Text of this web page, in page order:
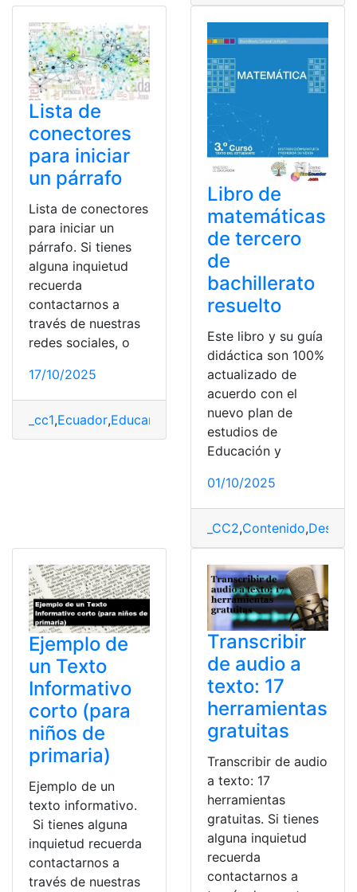
Lista de
conectores
para iniciar
un párrafo
Lista de conectores
para iniciar un
párrafo. Si tienes
alguna inquietud
recuerda
contactarnos a
través de nuestras
redes sociales, o
17/10/2025
_cc1,Ecuador,EducarEcuador
Libro de
matemáticas
de tercero
de
bachillerato
resuelto
Este libro y su guía
didáctica son 100%
actualizado de
acuerdo con el
nuevo plan de
estudios de
Educación y
01/10/2025
_CC2,Contenido,
Ejemplo de
un Texto
Informativo
corto (para
niños de
primaria)
Ejemplo de un
texto informativo.
Si tienes alguna
inquietud recuerda
contactarnos a
través de nuestras
Transcribir
de audio a
texto: 17
herramientas
gratuitas
Transcribir de audio
a texto: 17
herramientas
gratuitas. Si tienes
alguna inquietud
recuerda
contactarnos a